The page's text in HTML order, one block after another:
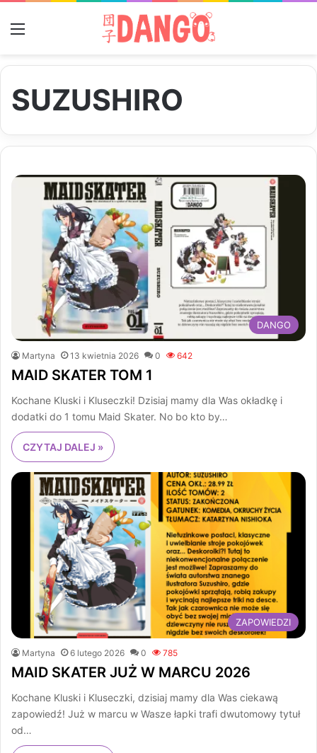
SUZUSHIRO
DANGO
Martyna 13 kwietnia 2026 0 642
MAID SKATER TOM 1
Kochane Kluski i Kluseczki! Dzisiaj mamy dla Was okładkę i
dodatki do 1 tomu Maid Skater. No bo kto by…
CZYTAJ DALEJ »
ZAPOWIEDZI
Martyna 6 lutego 2026 0 785
MAID SKATER JUŻ W MARCU 2026
Kochane Kluski i Kluseczki, dzisiaj mamy dla Was ciekawą
zapowiedź! Już w marcu w Wasze łapki trafi dwutomowy tytuł
od…